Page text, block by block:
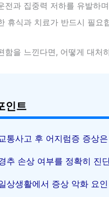
전과 집중력 저하를 유발하
휴식과 치료가 반드시 필
함을 느낀다면, 어떻게 대처
인트
통사고 후 어지럼증 증상은
추 손상 여부를 정확히 진
상생활에서 증상 악화 요